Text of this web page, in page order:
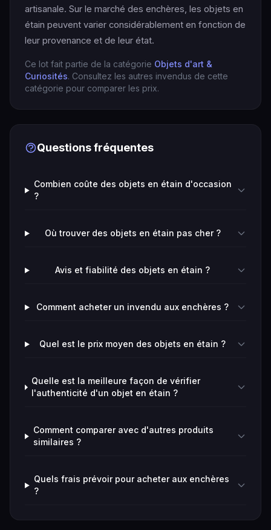
artisanale. Sur le marché des enchères, les objets en
étain peuvent varier considérablement en fonction de
leur provenance et de leur état.
Ce lot fait partie de la catégorie Objets d'art &
Curiosités. Consultez les autres invendus de cette
catégorie pour comparer les prix.
Questions fréquentes
Combien coûte des objets en étain d'occasion
?
Où trouver des objets en étain pas cher ?
Avis et fiabilité des objets en étain ?
Comment acheter un invendu aux enchères ?
Quel est le prix moyen des objets en étain ?
Quelle est la meilleure façon de vérifier
l'authenticité d'un objet en étain ?
Comment comparer avec d'autres produits
similaires ?
Quels frais prévoir pour acheter aux enchères
?